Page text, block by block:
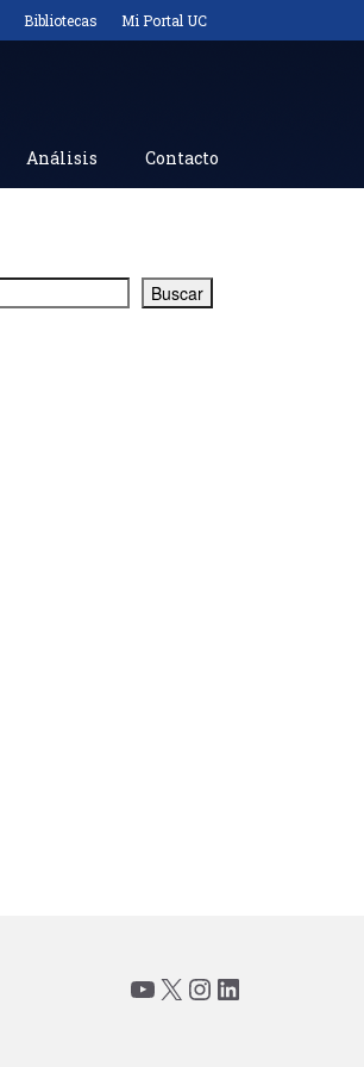
Bibliotecas Mi Portal UC
Análisis Contacto
Buscar
YouTube
X Instagram
LinkedIn